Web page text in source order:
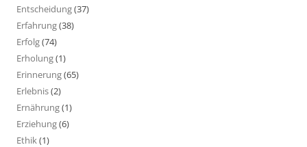
Entscheidung(37)
Erfahrung(38)
Erfolg(74)
Erholung(1)
Erinnerung(65)
Erlebnis(2)
Ernährung(1)
Erziehung(6)
Ethik(1)